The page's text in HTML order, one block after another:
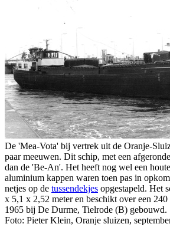
De 'Mea-Vota' bij vertrek uit de Oranje-
paar meeuwen. Dit schip, met een
dan de 'Be-An'. Het heeft nog wel een
aluminium kappen waren toen pas in
netjes op de tussendekjes opgestapeld. Het
x 5,1 x 2,52 meter en beschikt over een
1965 bij De Durme, Tielrode (B) gebouwd.
Foto: Pieter Klein, Oranje sluizen,